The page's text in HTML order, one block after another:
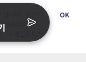
겠습니다.
니다. 귀하는
습니다.
. →
OK